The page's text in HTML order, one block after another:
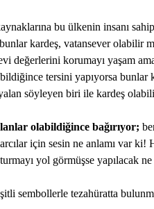
bu ülkenin insanı
bunlar kardeş, vatansever olabilir
değerlerini korumayı yaşam
tersini yapıyorsa bunlar
söyleyen biri ile kardeş
olabildiğince bağırıyor;
için sesin ne anlamı var ki!
yol görmüşse yapılacak
sembollerle tezahüratta